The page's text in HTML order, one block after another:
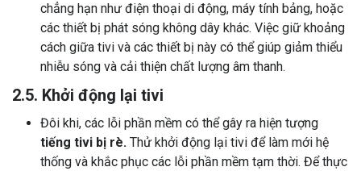
chẳng hạn như điện thoại di động, máy tính bảng, hoặc
các thiết bị phát sóng không dây khác. Việc giữ khoảng
cách giữa tivi và các thiết bị này có thể giúp giảm thiểu
nhiễu sóng và cải thiện chất lượng âm thanh.
2.5. Khởi động lại tivi
Đôi khi, các lỗi phần mềm có thể gây ra hiện tượng
tiếng tivi bị rè. Thử khởi động lại tivi để làm mới hệ
thống và khắc phục các lỗi phần mềm tạm thời. Để thực